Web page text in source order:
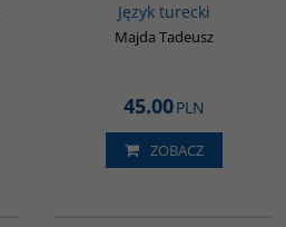
Język turecki
Majda Tadeusz
45.00PLN
ZOBACZ